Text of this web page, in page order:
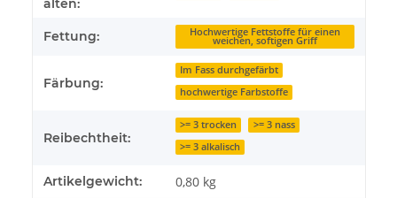
Fettung: Hochwertige Fettstoffe für einen
weichen, softigen Griff
Färbung:
Im Fass durchgefärbt
hochwertige Farbstoffe
Reibechtheit:
>= 3 trocken
>= 3 nass
>= 3 alkalisch
Artikelgewicht: 0,80 kg